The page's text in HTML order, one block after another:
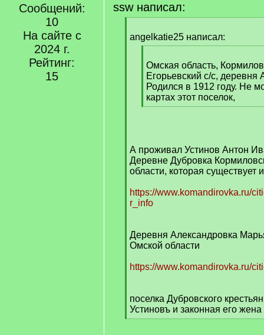
Сообщений:
10
На сайте с
2024 г.
Рейтинг:
15
ssw написал:
q
angelkatie25 написал:
q
]
Омская область,
Егорьевский с/с, деревня
Родился в 1912 году. Не
картах этот поселок,
[
А проживал Устинов Антон
Деревне Дубровка
области, которая существует
https://www.komandirovka.ru/
r_info
Деревня Александровка
Омской области
https://www.komandirovka.ru/
поселка Дубровского
Устиновъ и законная его
[